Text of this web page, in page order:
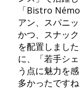
「Bistro
アン、スパニ
かつ、スナッ
を配置しまし
に、「若手シ
う点に魅力を
多かったですね